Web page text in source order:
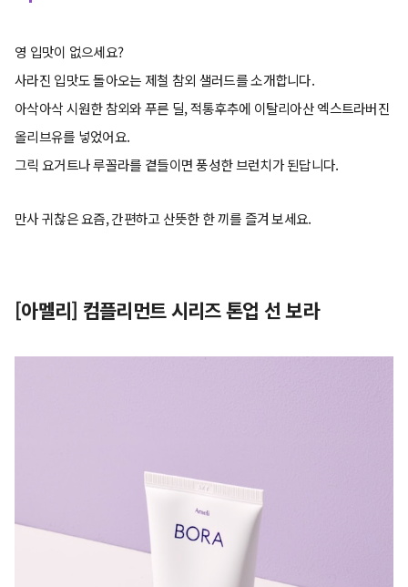
영 입맛이 없으세요?
사라진 입맛도 돌아오는 제철 참외 샐러드를 소개합니다.
아삭아삭 시원한 참외와 푸른 딜, 적통후추에 이탈리아산 엑스트라버진
올리브유를 넣었어요.
그릭 요거트나 루꼴라를 곁들이면 풍성한 브런치가 된답니다.
만사 귀찮은 요즘, 간편하고 산뜻한 한 끼를 즐겨 보세요.
[아멜리] 컴플리먼트 시리즈 톤업 선 보라